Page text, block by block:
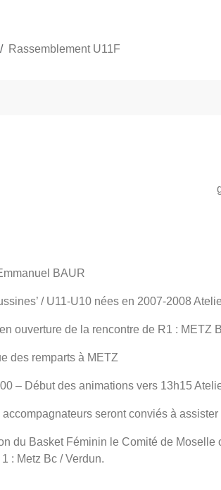
Rassemblement U11F
BAUR
/ U11-U10 nées en 2007-2008
ouverture de la rencontre de R1 : METZ
des remparts à METZ
– Début des animations vers 13h15
seront conviés à
du Basket Féminin le Comité de
: Metz Bc / Verdun.